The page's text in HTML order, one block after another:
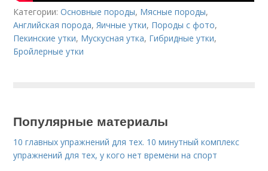
Категории:Основные породы, Мясные породы,
Английская порода,Яичные утки, Породы с фото,
Пекинские утки, Мускусная утка, Гибридные утки,
Бройлерные утки
Популярные материалы
10 главных упражнений для тех. 10 минутный комплекс
упражнений для тех, у кого нет времени на спорт